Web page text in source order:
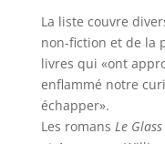
La liste couvre
non-fiction et de la
livres qui «ont
enflammé notre
échapper».
Les romans Le